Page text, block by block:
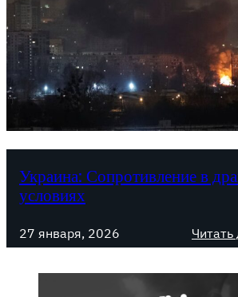
Украина: Сопротивление в
условиях
27 января, 2026 Читать